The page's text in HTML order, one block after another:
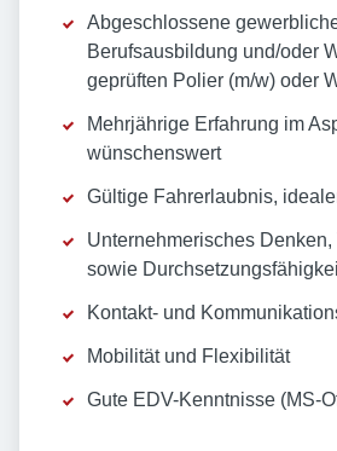
Abgeschlossene
Berufsausbildung und/oder
geprüften Polier (m/w) oder
Mehrjährige Erfahrung im
wünschenswert
Gültige Fahrerlaubnis,
Unternehmerisches Denken,
sowie
Kontakt- und
Mobilität und Flexibilität
Gute EDV-Kenntnisse (MS-